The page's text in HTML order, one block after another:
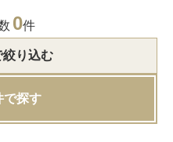
0件
絞り込む
で探す